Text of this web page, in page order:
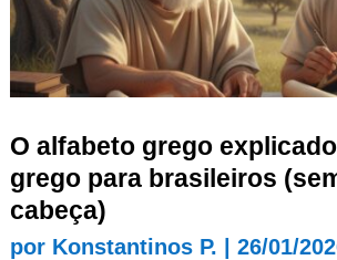
O alfabeto grego
grego para brasileiros
cabeça)
por Konstantinos P. 26/01/